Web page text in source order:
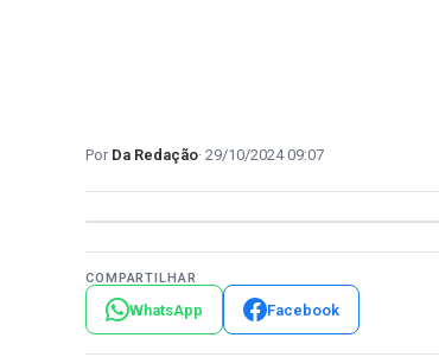
Da Redação 29/10/2024 09:07
COMPARTILHAR
WhatsApp Facebook